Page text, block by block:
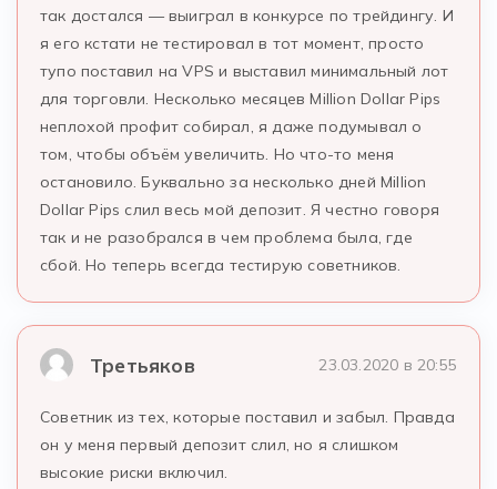
так достался — выиграл в конкурсе по трейдингу. И
я его кстати не тестировал в тот момент, просто
тупо поставил на VPS и выставил минимальный лот
для торговли. Несколько месяцев Million Dollar Pips
неплохой профит собирал, я даже подумывал о
том, чтобы объём увеличить. Но что-то меня
остановило. Буквально за несколько дней Million
Dollar Pips слил весь мой депозит. Я честно говоря
так и не разобрался в чем проблема была, где
сбой. Но теперь всегда тестирую советников.
Третьяков 23.03.2020 в 20:55
Советник из тех, которые поставил и забыл. Правда
он у меня первый депозит слил, но я слишком
высокие риски включил.